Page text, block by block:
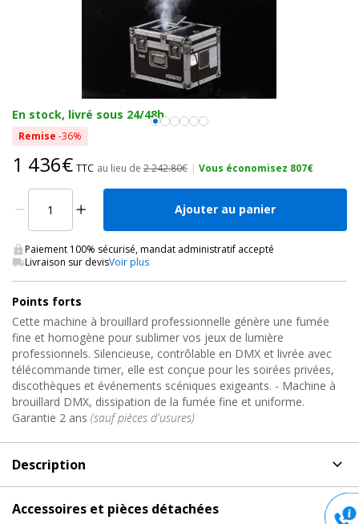
En stock, livré sous 24/48h
Remise -36%
1 436€ TTC au lieu de 2 242.80€ | Vous économisez 807€
Ajouter au panier
Paiement 100% sécurisé, mandat administratif accepté
Livraison sur devisVoir plus
Points forts
Cette machine à brouillard professionnelle génère une fumée
fine et homogène pour sublimer vos jeux de lumière
professionnels. Silencieuse, contrôlable en DMX et livrée avec
télécommande timer, elle est conçue pour les soirées privées,
discothèques et événements scéniques exigeants. - Machine à
brouillard DMX, dissipation de la fumée fine et uniforme.
Garantie 2 ans (sauf pièces d'usures)
Description
Accessoires et pièces détachées